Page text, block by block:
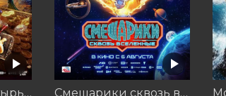
Последний богатырь. Колобок Смешарики сквозь вселенные